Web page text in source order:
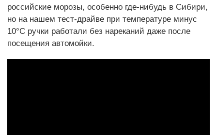
российские морозы, особенно где-нибудь в Сибири,
но на нашем тест-драйве при температуре минус
10°С ручки работали без нареканий даже после
посещения автомойки.